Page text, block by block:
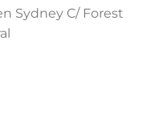
Sydney C/ Forest